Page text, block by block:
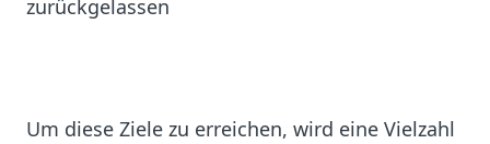
zurückgelassen
Um diese Ziele zu erreichen, wird eine Vielzahl